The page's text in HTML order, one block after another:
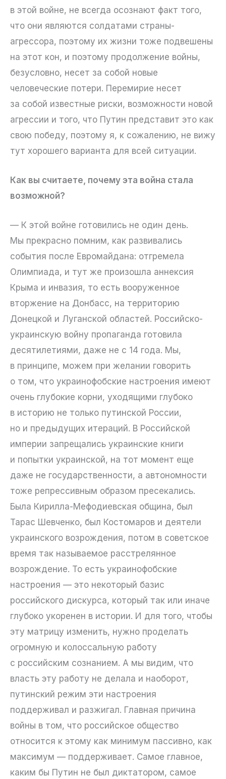
в этой войне, не всегда осознают факт того,
что они являются солдатами страны-
агрессора, поэтому их жизни тоже подвешены
на этот кон, и поэтому продолжение войны,
безусловно, несет за собой новые
человеческие потери. Перемирие несет
за собой известные риски, возможности новой
агрессии и того, что Путин представит это как
свою победу, поэтому я, к сожалению, не вижу
тут хорошего варианта для всей ситуации.
Как вы считаете, почему эта война стала
возможной?
— К этой войне готовились не один день.
Мы прекрасно помним, как развивались
события после Евромайдана: отгремела
Олимпиада, и тут же произошла аннексия
Крыма и инвазия, то есть вооруженное
вторжение на Донбасс, на территорию
Донецкой и Луганской областей. Российско-
украинскую войну пропаганда готовила
десятилетиями, даже не с 14 года. Мы,
в принципе, можем при желании говорить
о том, что украинофобские настроения имеют
очень глубокие корни, уходящими глубоко
в историю не только путинской России,
но и предыдущих итераций. В Российской
империи запрещались украинские книги
и попытки украинской, на тот момент еще
даже не государственности, а автономности
тоже репрессивным образом пресекались.
Была Кирилла-Мефодиевская община, был
Тарас Шевченко, был Костомаров и деятели
украинского возрождения, потом в советское
время так называемое расстрелянное
возрождение. То есть украинофобские
настроения — это некоторый базис
российского дискурса, который так или иначе
глубоко укоренен в истории. И для того, чтобы
эту матрицу изменить, нужно проделать
огромную и колоссальную работу
с российским сознанием. А мы видим, что
власть эту работу не делала и наоборот,
путинский режим эти настроения
поддерживал и разжигал. Главная причина
войны в том, что российское общество
относится к этому как минимум пассивно, как
максимум — поддерживает. Самое главное,
каким бы Путин не был диктатором, самое